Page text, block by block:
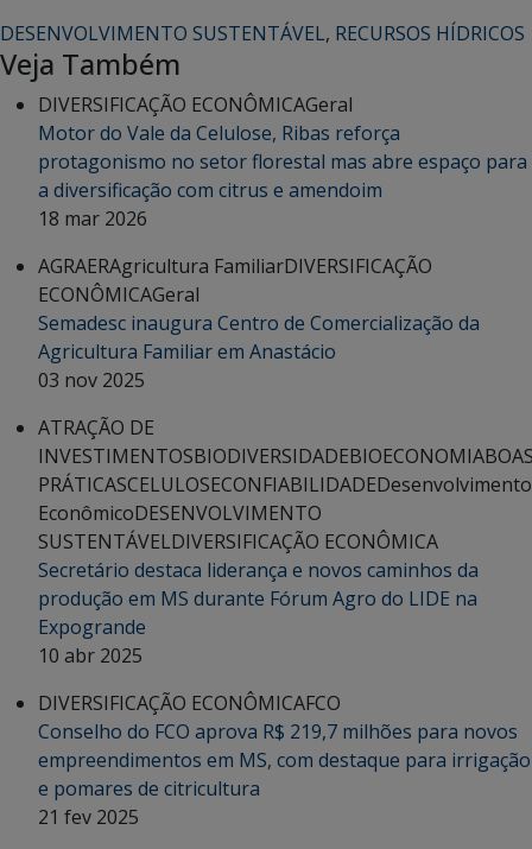
DESENVOLVIMENTO SUSTENTÁVEL, RECURSOS HÍDRICOS
Veja Também
DIVERSIFICAÇÃO ECONÔMICAGeral
Motor do Vale da Celulose, Ribas reforça
protagonismo no setor florestal mas abre espaço para
a diversificação com citrus e amendoim
18 mar 2026
AGRAERAgricultura FamiliarDIVERSIFICAÇÃO
ECONÔMICAGeral
Semadesc inaugura Centro de Comercialização da
Agricultura Familiar em Anastácio
03 nov 2025
ATRAÇÃO DE
INVESTIMENTOSBIODIVERSIDADEBIOECONOMIA
PRÁTICASCELULOSECONFIABILIDADEDesenvolvimento
EconômicoDESENVOLVIMENTO
SUSTENTÁVELDIVERSIFICAÇÃO ECONÔMICA
Secretário destaca liderança e novos caminhos da
produção em MS durante Fórum Agro do LIDE na
Expogrande
10 abr 2025
DIVERSIFICAÇÃO ECONÔMICAFCO
Conselho do FCO aprova R$ 219,7 milhões para novos
empreendimentos em MS, com destaque para irrigação
e pomares de citricultura
21 fev 2025